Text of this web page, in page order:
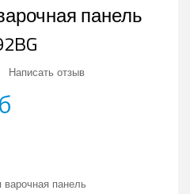
панель
Написать отзыв
варочная панель